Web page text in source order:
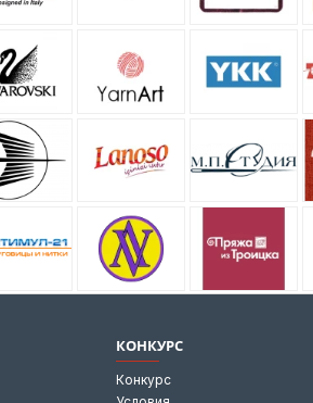
КОНКУРС
Конкурс